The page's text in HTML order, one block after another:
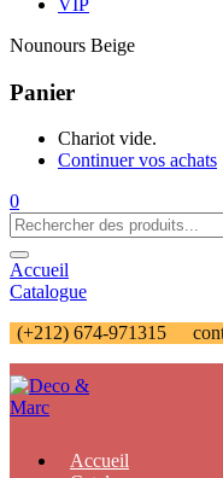
VIP
Nounours Beige
Panier
Chariot vide.
Continuer vos achats
0
Accueil
Catalogue
(+212) 674-971315
Accueil